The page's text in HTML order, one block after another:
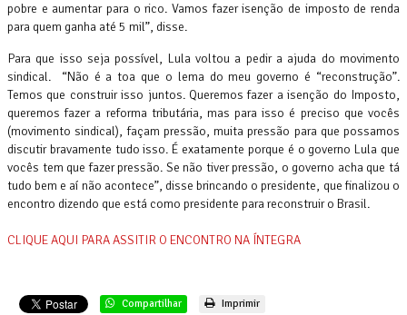
pobre e aumentar para o rico. Vamos fazer isenção de imposto de renda
para quem ganha até 5 mil”, disse.
Para que isso seja possível, Lula voltou a pedir a ajuda do movimento
sindical. “Não é a toa que o lema do meu governo é “reconstrução”.
Temos que construir isso juntos. Queremos fazer a isenção do Imposto,
queremos fazer a reforma tributária, mas para isso é preciso que vocês
(movimento sindical), façam pressão, muita pressão para que possamos
discutir bravamente tudo isso. É exatamente porque é o governo Lula que
vocês tem que fazer pressão. Se não tiver pressão, o governo acha que tá
tudo bem e aí não acontece”, disse brincando o presidente, que finalizou o
encontro dizendo que está como presidente para reconstruir o Brasil.
CLIQUE AQUI PARA ASSITIR O ENCONTRO NA ÍNTEGRA
Compartilhar Imprimir